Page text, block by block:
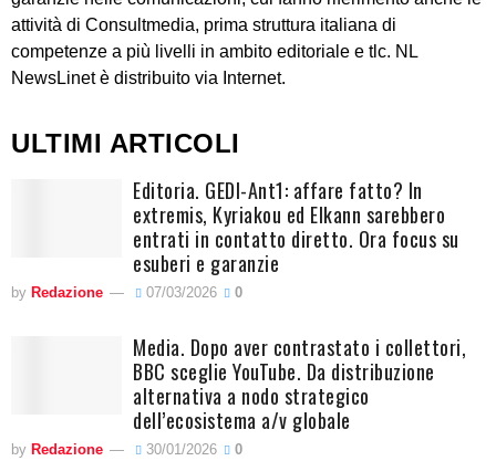
attività di Consultmedia, prima struttura italiana di
competenze a più livelli in ambito editoriale e tlc. NL
NewsLinet è distribuito via Internet.
ULTIMI ARTICOLI
Editoria. GEDI-Ant1: affare fatto? In
extremis, Kyriakou ed Elkann sarebbero
entrati in contatto diretto. Ora focus su
esuberi e garanzie
by Redazione 07/03/2026 0
Media. Dopo aver contrastato i collettori,
BBC sceglie YouTube. Da distribuzione
alternativa a nodo strategico
dell’ecosistema a/v globale
by Redazione 30/01/2026 0